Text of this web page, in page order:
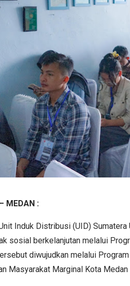
– MEDAN :
Induk Distribusi (UID)
sosial berkelanjutan melalui
diwujudkan melalui
Masyarakat Marginal Kota